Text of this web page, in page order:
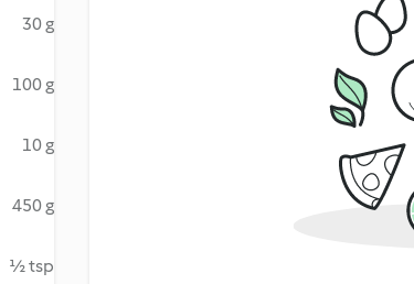
30 g
100 g
10 g
450 g
½ tsp